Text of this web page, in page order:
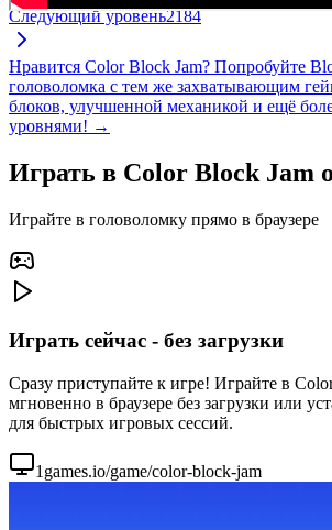
Следующий уровень2184
Нравится Color Block Jam? Попробуйте
головоломка с тем же захватывающим
блоков, улучшенной механикой и ещё
уровнями! →
Играть в Color Block Jam
Играйте в головоломку прямо в браузере
Играть сейчас - без загрузки
Сразу приступайте к игре! Играйте в
мгновенно в браузере без загрузки или
для быстрых игровых сессий.
1games.io/game/color-block-jam